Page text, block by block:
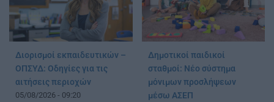
Διορισμοί εκπαιδευτικών –
ΟΠΣΥΔ: Οδηγίες για τις
αιτήσεις περιοχών
05/08/2026 - 09:20
Δημοτικοί παιδικοί
σταθμοί: Νέο σύστημα
μόνιμων προσλήψεων
μέσω ΑΣΕΠ